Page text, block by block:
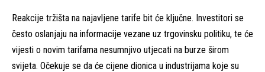
Reakcije tržišta na najavljene tarife bit će ključne. Investitori se
često oslanjaju na informacije vezane uz trgovinsku politiku, te će
vijesti o novim tarifama nesumnjivo utjecati na burze širom
svijeta. Očekuje se da će cijene dionica u industrijama koje su